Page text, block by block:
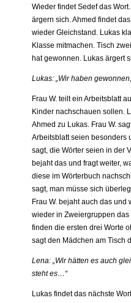
Wieder findet Sedef das
ärgern sich. Ahmed findet
wieder Gleichstand. Lukas
Klasse mitmachen. Tisch
hat gewonnen. Lukas ärgert
Lukas: „Wir haben
Frau W. teilt ein Arbeitsblatt
Kinder nachschauen sollen.
Ahmed zu Lukas. Frau W.
Arbeitsblatt seien besonders
sagt, die Wörter seien in der
bejaht das und fragt weiter,
diese im Wörterbuch
sagt, man müsse sich
Frau W. bejaht auch das
wieder in Zweiergruppen das
finden die ersten drei Worte
sagt den Mädchen am Tisch
Lena: „Wir hätten es auch
steht es…“
Lukas findet das nächste